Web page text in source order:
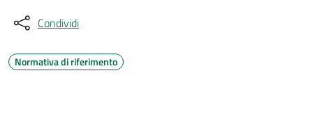
Condividi
Normativa di riferimento